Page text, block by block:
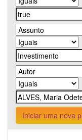
Iniciar uma nova